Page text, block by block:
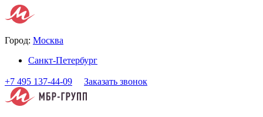
Город: Москва
Санкт-Петербург
+7 495 137-44-09 Заказать звонок